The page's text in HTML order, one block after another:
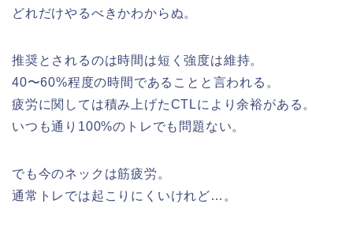
どれだけやるべきかわからぬ。
推奨とされるのは時間は短く強度は維持。
40〜60%程度の時間であることと言われる。
疲労に関しては積み上げたCTLにより余裕がある。
いつも通り100%のトレでも問題ない。
でも今のネックは筋疲労。
通常トレでは起こりにくいけれど…。